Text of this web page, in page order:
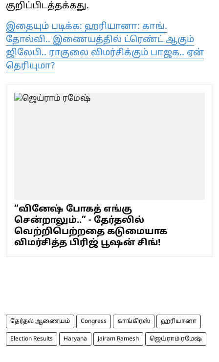
குறிப்பிடத்தக்கது.
இதையும் படிக்க: ஹரியானா: காங்.
தோல்வி.. இணையத்தில் ட்ரெண்ட் ஆகும்
ஜிலேபி.. ராகுலை விமர்சிக்கும் பாஜக.. ஏன்
தெரியுமா?
“வினேஷ் போகத் எங்கு
சென்றாலும்..” - தேர்தலில்
வெற்றிபெற்றதை கடுமையாக
விமர்சித்த பிரிஜ் பூஷன் சிங்!
தேர்தல் ஆணையம் Congress காங்கிரஸ் ஹரியானா
Election Results Haryana Jairam Ramesh ஜெய்ராம் ரமேஷ்